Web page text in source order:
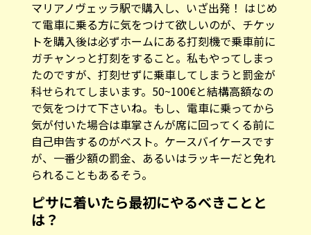
マリアノヴェッラ駅で購入し、いざ出発！ はじめ
て電車に乗る方に気をつけて欲しいのが、チケッ
トを購入後は必ずホームにある打刻機で乗車前に
ガチャンっと打刻をすること。私もやってしまっ
たのですが、打刻せずに乗車してしまうと罰金が
科せられてしまいます。50~100€と結構高額なの
で気をつけて下さいね。もし、電車に乗ってから
気が付いた場合は車掌さんが席に回ってくる前に
自己申告するのがベスト。ケースバイケースです
が、一番少額の罰金、あるいはラッキーだと免れ
られることもあるそう。
ピサに着いたら最初にやるべきことと
は？